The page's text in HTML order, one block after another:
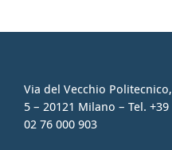
Via del Vecchio Politecnico,
5 – 20121 Milano – Tel. +39
02 76 000 903